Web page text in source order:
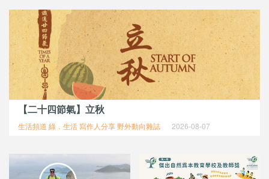
【二十四節氣】立秋
生活頻道 綠．生活 寫作人分享 野外動向雜誌 2026-08-07